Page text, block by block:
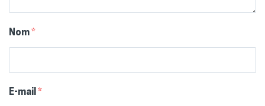
Nom *
E-mail *